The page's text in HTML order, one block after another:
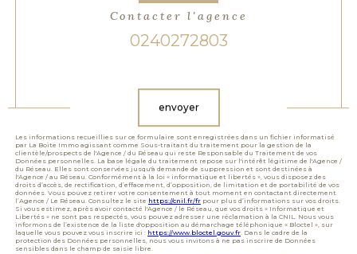
Contacter l'agence
0240272803
envoyer
Les informations recueillies sur ce formulaire sont enregistrées dans un fichier informatisé
par La Boite Immo agissant comme Sous-traitant du traitement pour la gestion de la
clientèle/prospects de l'Agence / du Réseau qui reste Responsable du Traitement de vos
Données personnelles. La base légale du traitement repose sur l'intérêt légitime de l'Agence /
du Réseau. Elles sont conservées jusqu'à demande de suppression et sont destinées à
l'Agence / au Réseau. Conformément à la loi « informatique et libertés », vous disposez des
droits d’accès, de rectification, d’effacement, d’opposition, de limitation et de portabilité de vos
données. Vous pouvez retirer votre consentement à tout moment en contactant directement
l’Agence / Le Réseau. Consultez le site https://cnil.fr/fr pour plus d’informations sur vos droits.
Si vous estimez, après avoir contacté l'Agence / le Réseau, que vos droits « Informatique et
Libertés » ne sont pas respectés, vous pouvez adresser une réclamation à la CNIL. Nous vous
informons de l’existence de la liste d'opposition au démarchage téléphonique « Bloctel », sur
laquelle vous pouvez vous inscrire ici : https://www.bloctel.gouv.fr. Dans le cadre de la
protection des Données personnelles, nous vous invitons à ne pas inscrire de Données
sensibles dans le champ de saisie libre.